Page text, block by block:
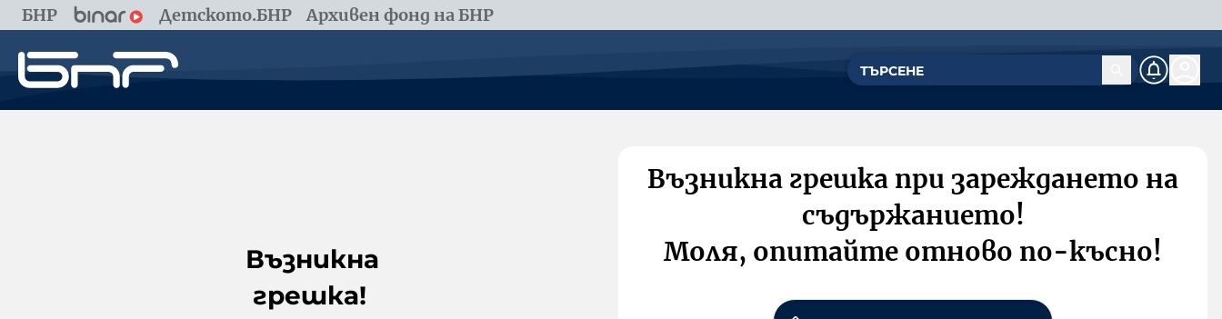
БНР Детското.БНР Архивен фонд на БНР
Възникна
грешка!
Възникна грешка при зареждането на
съдържанието!
Моля, опитайте отново по-късно!